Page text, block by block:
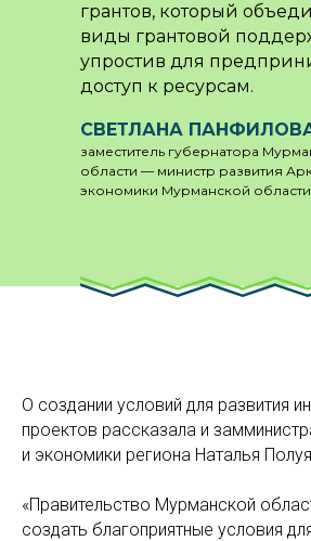
грантов, который
виды грантовой
упростив для
доступ к ресурсам.
СВЕТЛАНА
заместитель губернатора
области — министр развития
экономики Мурманской области
О создании условий для развития
проектов рассказала и
и экономики региона Наталья
«Правительство Мурманской
создать благоприятные условия